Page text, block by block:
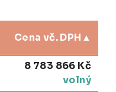
Cena vč. DPH
8 783 866 Kč
volný